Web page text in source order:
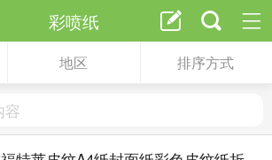
彩喷纸
地区 排序方式